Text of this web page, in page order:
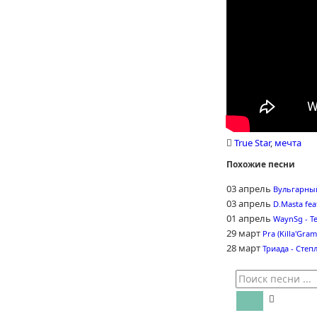
True Star, мечта
Похожие песни
03 апрель
03 апрель D.Masta
01 апрель WaynSg -
29 март Pra
28 март Триада -